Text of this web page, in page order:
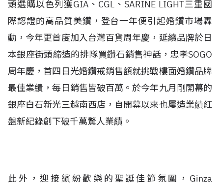
頭選購以色列獲GIA、CGL、SARINE LIGHT三重國
際認證的高品質美鑽，登台一年便引起婚鑽市場轟
動，今年更首度加入台灣百貨周年慶，延續品牌於日
本銀座街頭締造的排隊買鑽石銷售神話，忠孝SOGO
周年慶，首四日光婚鑽戒銷售額就挑戰樓面婚鑽品牌
最佳業績，每日銷售皆破百萬。於今年九月剛開幕的
銀座白石新光三越南西店，自開幕以來也屢造業績紅
盤新紀錄創下破千萬驚人業績。
此外，迎接繽紛歡樂的聖誕佳節氛圍，Ginza